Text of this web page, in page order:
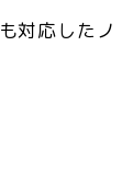
対応したノ